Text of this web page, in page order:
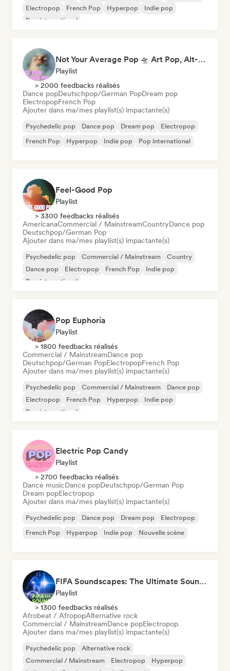
Electropop
French Pop Hyperpop
Indie pop
Pop international
Not Your Average Pop 🛸 Art Pop, Alt-Pop & Indie Pop
Playlist
> 2000 feedbacks réalisés
Dance popDeutschpop/German PopDream pop
ElectropopFrench Pop
Ajouter dans ma/mes playlist(s) impactante(s)
Psychedelic pop Dance pop Dream pop
Electropop
French Pop
Hyperpop Indie pop Pop international
Feel-Good Pop
Playlist
> 3300 feedbacks réalisés
AmericanaCommercial / MainstreamCountryDance pop
Deutschpop/German Pop
Ajouter dans ma/mes playlist(s) impactante(s)
Psychedelic pop Commercial / Mainstream
Country
Dance pop
Electropop French Pop
Indie pop
Pop international
Pop Euphoria
Playlist
> 1800 feedbacks réalisés
Commercial / MainstreamDance pop
Deutschpop/German PopElectropopFrench Pop
Ajouter dans ma/mes playlist(s) impactante(s)
Psychedelic pop Commercial / Mainstream
Dance pop
Electropop
French Pop Hyperpop
Indie pop
Pop international
Electric Pop Candy
Playlist
> 2700 feedbacks réalisés
Dance musicDance popDeutschpop/German Pop
Dream popElectropop
Ajouter dans ma/mes playlist(s) impactante(s)
Psychedelic pop Dance pop Dream pop
Electropop
French Pop
Hyperpop Indie pop Nouvelle scène
FIFA Soundscapes: The Ultimate Soundtrack ⚽️ Festival Indie, Electropop & Dance Anthems
Playlist
> 1300 feedbacks réalisés
Afrobeat / AfropopAlternative rock
Commercial / MainstreamDance popElectropop
Ajouter dans ma/mes playlist(s) impactante(s)
Psychedelic pop
Alternative rock
Commercial / Mainstream
Electropop
Hyperpop